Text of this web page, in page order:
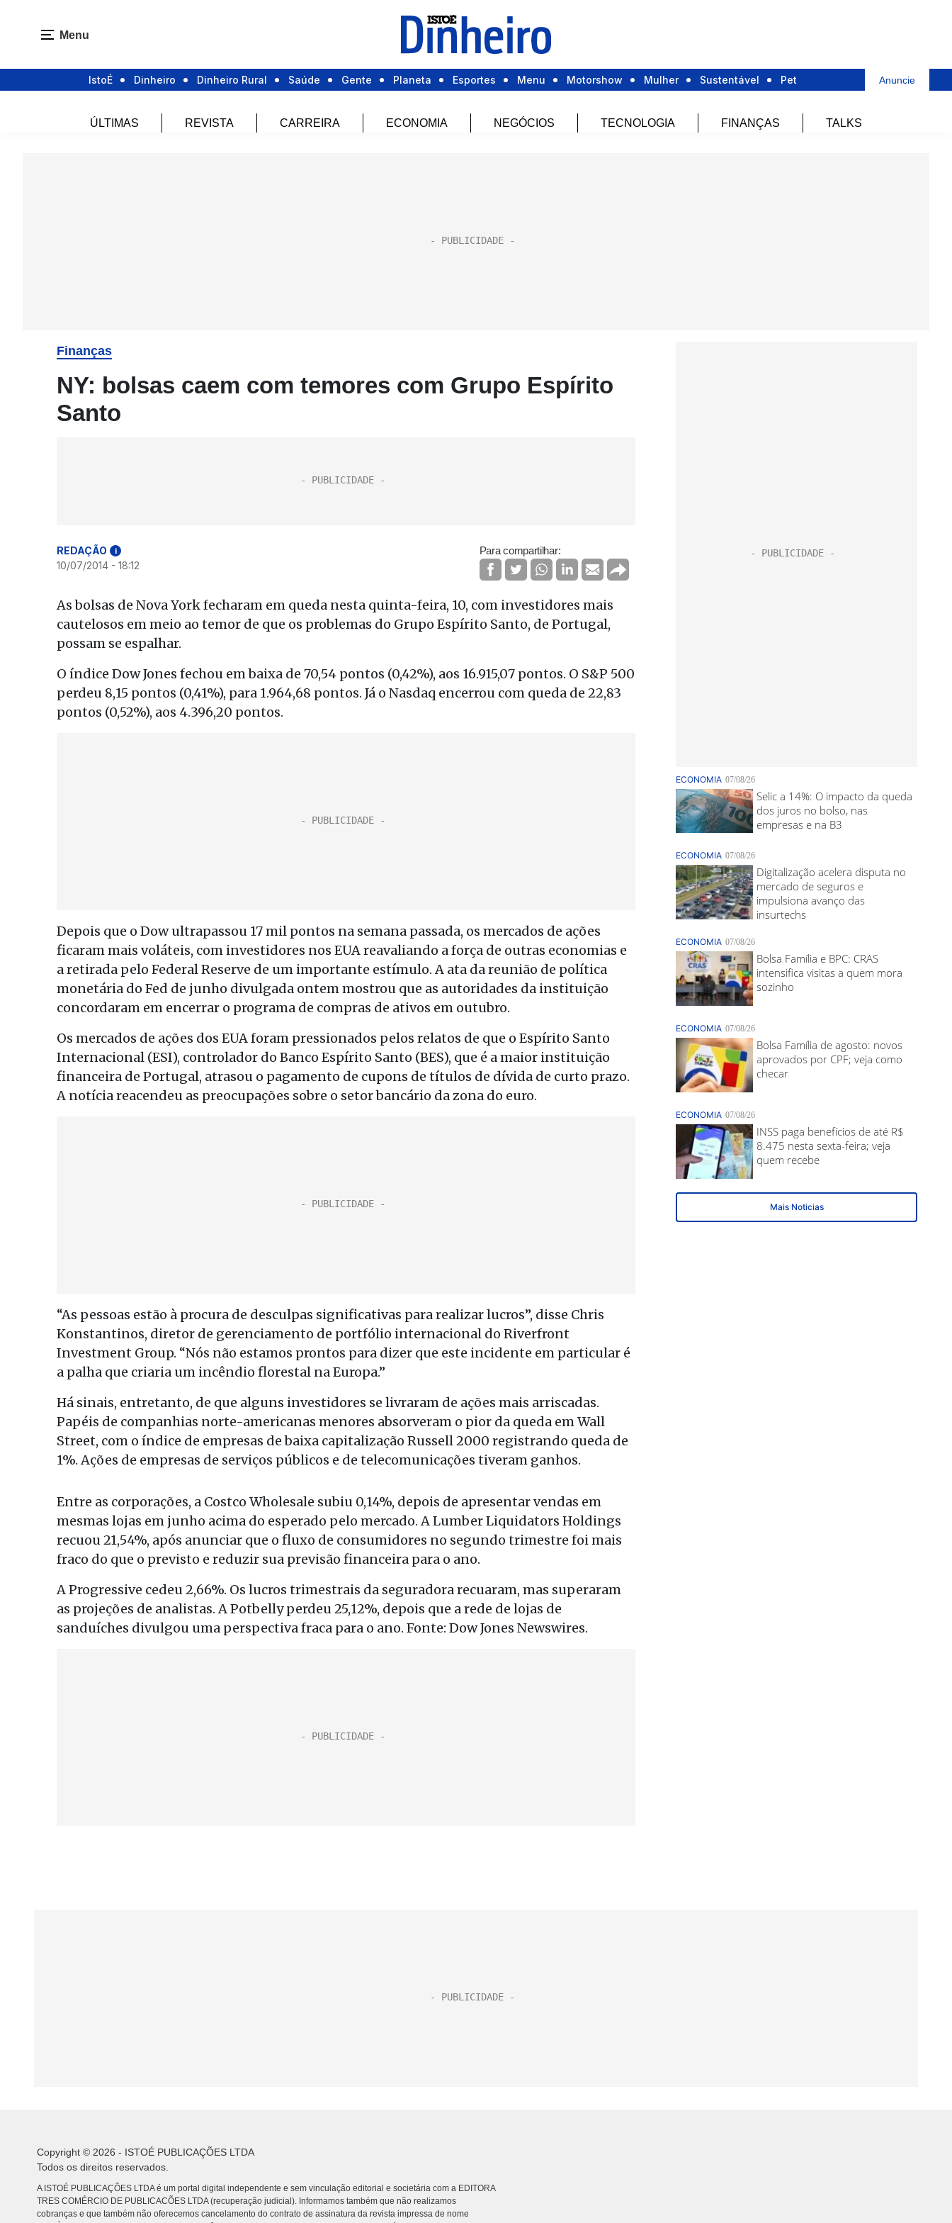
Menu
IstoÉ Dinheiro Dinheiro Rural Saúde Gente Planeta Esportes Menu Motorshow Mulher Sustentável Pet Anuncie
ÚLTIMAS REVISTA CARREIRA ECONOMIA NEGÓCIOS TECNOLOGIA FINANÇAS TALKS
Finanças
NY: bolsas caem com temores com Grupo Espírito
Santo
REDAÇÃO i
10/07/2014 - 18:12
Para compartilhar:
As bolsas de Nova York fecharam em queda nesta quinta-feira, 10, com investidores mais
cautelosos em meio ao temor de que os problemas do Grupo Espírito Santo, de Portugal,
possam se espalhar.
O índice Dow Jones fechou em baixa de 70,54 pontos (0,42%), aos 16.915,07 pontos. O S&P 500
perdeu 8,15 pontos (0,41%), para 1.964,68 pontos. Já o Nasdaq encerrou com queda de 22,83
pontos (0,52%), aos 4.396,20 pontos.
Depois que o Dow ultrapassou 17 mil pontos na semana passada, os mercados de ações
ficaram mais voláteis, com investidores nos EUA reavaliando a força de outras economias e
a retirada pelo Federal Reserve de um importante estímulo. A ata da reunião de política
monetária do Fed de junho divulgada ontem mostrou que as autoridades da instituição
concordaram em encerrar o programa de compras de ativos em outubro.
Os mercados de ações dos EUA foram pressionados pelos relatos de que o Espírito Santo
Internacional (ESI), controlador do Banco Espírito Santo (BES), que é a maior instituição
financeira de Portugal, atrasou o pagamento de cupons de títulos de dívida de curto prazo.
A notícia reacendeu as preocupações sobre o setor bancário da zona do euro.
“As pessoas estão à procura de desculpas significativas para realizar lucros”, disse Chris
Konstantinos, diretor de gerenciamento de portfólio internacional do Riverfront
Investment Group. “Nós não estamos prontos para dizer que este incidente em particular é
a palha que criaria um incêndio florestal na Europa.”
Há sinais, entretanto, de que alguns investidores se livraram de ações mais arriscadas.
Papéis de companhias norte-americanas menores absorveram o pior da queda em Wall
Street, com o índice de empresas de baixa capitalização Russell 2000 registrando queda de
1%. Ações de empresas de serviços públicos e de telecomunicações tiveram ganhos.
Entre as corporações, a Costco Wholesale subiu 0,14%, depois de apresentar vendas em
mesmas lojas em junho acima do esperado pelo mercado. A Lumber Liquidators Holdings
recuou 21,54%, após anunciar que o fluxo de consumidores no segundo trimestre foi mais
fraco do que o previsto e reduzir sua previsão financeira para o ano.
A Progressive cedeu 2,66%. Os lucros trimestrais da seguradora recuaram, mas superaram
as projeções de analistas. A Potbelly perdeu 25,12%, depois que a rede de lojas de
sanduíches divulgou uma perspectiva fraca para o ano. Fonte: Dow Jones Newswires.
Copyright © 2026 - ISTOÉ PUBLICAÇÕES LTDA
Todos os direitos reservados.
A ISTOÉ PUBLICAÇÕES LTDA é um portal digital independente e sem vinculação editorial e societária com a EDITORA
TRES COMÉRCIO DE PUBLICACÕES LTDA (recuperação judicial). Informamos também que não realizamos
cobranças e que também não oferecemos cancelamento do contrato de assinatura da revista impressa de nome